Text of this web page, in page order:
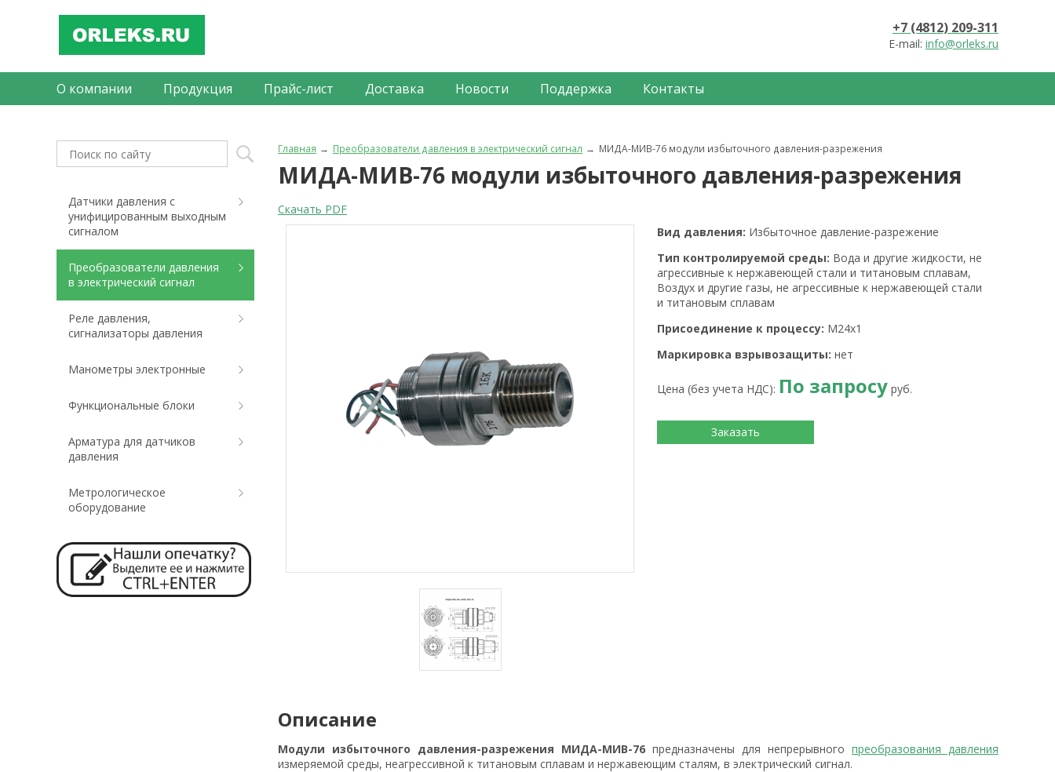
+7 (4812) 209-311
E-mail: info@orleks.ru
О компании Продукция Прайс-лист Доставка Новости Поддержка Контакты
Главная Преобразователи давления в электрический сигнал МИДА-МИВ-76 модули избыточного давления-разрежения
МИДА-МИВ-76 модули избыточного давления-разрежения
Скачать PDF
Вид давления: Избыточное давление-разрежение
Тип контролируемой среды: Вода и другие жидкости, не
агрессивные к нержавеющей стали и титановым сплавам,
Воздух и другие газы, не агрессивные к нержавеющей стали
и титановым сплавам
Присоединение к процессу: М24х1
Маркировка взрывозащиты: нет
Цена (без учета НДС): По запросу руб.
Заказать
Описание
Модули избыточного давления-разрежения МИДА-МИВ-76​ предназначены для непрерывного преобразования давления
измеряемой среды, неагрессивной к титановым сплавам и нержавеющим сталям, в электрический сигнал.
Датчики давления с
унифицированным выходным
сигналом
Преобразователи давления
в электрический сигнал
Реле давления,
сигнализаторы давления
Манометры электронные
Функциональные блоки
Арматура для датчиков
давления
Метрологическое
оборудование